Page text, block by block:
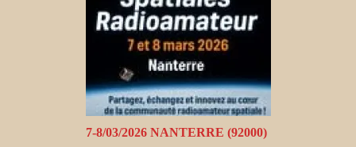
7-8/03/2026 NANTERRE (92000)